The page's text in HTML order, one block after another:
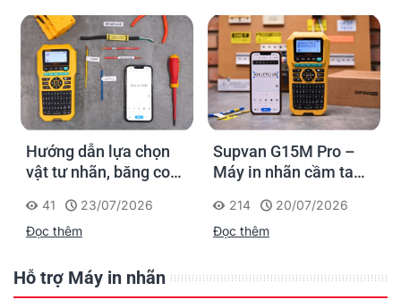
Hướng dẫn lựa chọn
vật tư nhãn, băng co
Supvan G15M Pro
41
23/07/2026
Đọc thêm
Supvan G15M Pro –
Máy in nhãn cầm tay
dấu một lần, tra cứu
trọn đời công trình
214
20/07/2026
Đọc thêm
Hỗ trợ Máy in nhãn